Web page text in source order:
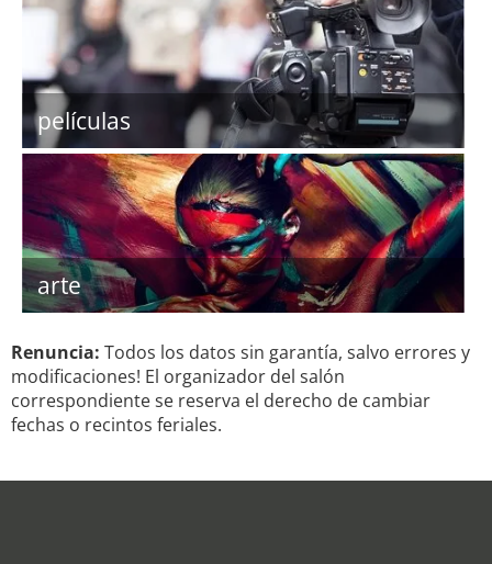
películas
arte
Renuncia: Todos los datos sin garantía, salvo errores y
modificaciones! El organizador del salón
correspondiente se reserva el derecho de cambiar
fechas o recintos feriales.